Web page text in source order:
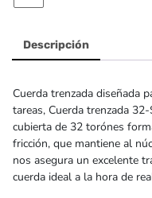
Descripción
Cuerda trenzada diseñada
tareas, Cuerda trenzada
cubierta de 32 torónes
fricción, que mantiene al
nos asegura un excelente
cuerda ideal a la hora de